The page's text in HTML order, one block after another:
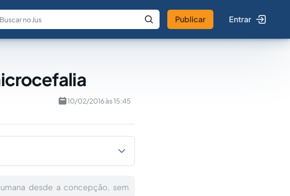
Fale com a IA Buscar no Jus
Publicar Entrar
10/02/2016 às 15:45
desde a concepção, sem